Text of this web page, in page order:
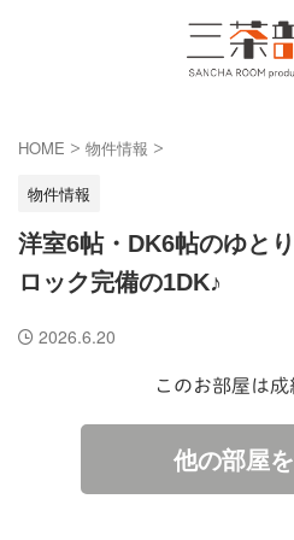
HOME > 物件情報 >
物件情報
洋室6帖・DK6帖のゆと
ロック完備の1DK♪
2026.6.20
このお部屋は
他の部屋